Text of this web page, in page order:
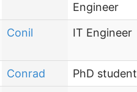
Engineer
Conil IT Engineer
Conrad PhD student